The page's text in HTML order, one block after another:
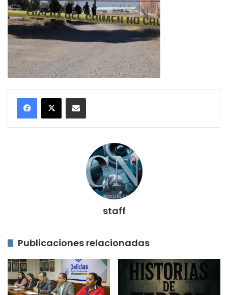
Compartir por correo electrónico
staff
Publicaciones relacionadas